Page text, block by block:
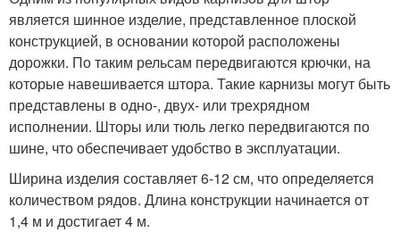
Потолочный карниз Шинный карниз
Лента на карниз
Бленда для
потолочного карниза
является шинное изделие, представленное плоской
конструкцией, в основании которой расположены
дорожки. По таким рельсам передвигаются крючки, на
которые навешивается штора. Такие карнизы могут быть
представлены в одно-, двух- или трехрядном
исполнении. Шторы или тюль легко передвигаются по
шине, что обеспечивает удобство в эксплуатации.
Ширина изделия составляет 6-12 см, что определяется
количеством рядов. Длина конструкции начинается от
1,4 м и достигает 4 м.